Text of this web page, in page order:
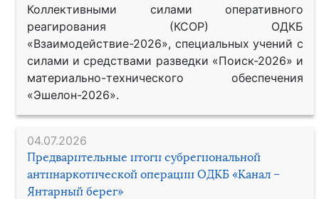
Коллективными силами оперативного
реагирования (КСОР) ОДКБ
«Взаимодействие-2026», специальных учений с
силами и средствами разведки «Поиск-2026» и
материально-технического обеспечения
«Эшелон-2026».
04.07.2026
Предварительные итоги субрегиональной
антинаркотической операции ОДКБ «Канал –
Янтарный берег»